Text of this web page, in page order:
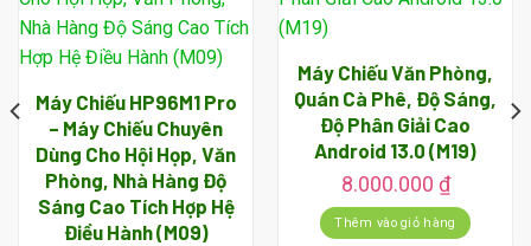
Máy Chiếu HP96M1 Pro
– Máy Chiếu Chuyên
Dùng Cho Hội Họp, Văn
Phòng, Nhà Hàng Độ
Sáng Cao Tích Hợp Hệ
Điều Hành (M09)
Máy Chiếu Văn Phòng,
Quán Cà Phê, Độ Sáng,
Độ Phân Giải Cao
Android 13.0 (M19)
8.000.000 ₫
Thêm vào giỏ hàng